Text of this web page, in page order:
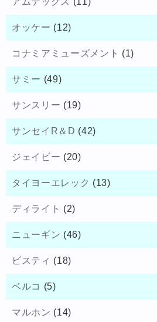
オッケー (12)
コナミアミューズメント (1)
サミー (49)
サンスリー (19)
サンセイR＆D (42)
ジェイビー (20)
タイヨーエレック (13)
ディライト (2)
ニューギン (46)
ビスティ (18)
ベルコ (5)
マルホン (14)